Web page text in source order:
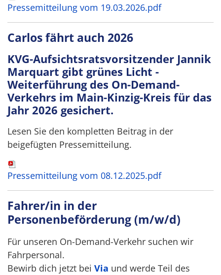
Pressemitteilung vom 19.03.2026.pdf
Carlos fährt auch 2026
KVG-Aufsichtsratsvorsitzender Jannik
Marquart gibt grünes Licht -
Weiterführung des On-Demand-
Verkehrs im Main-Kinzig-Kreis für das
Jahr 2026 gesichert.
Lesen Sie den kompletten Beitrag in der
beigefügten Pressemitteilung.
Pressemitteilung vom 08.12.2025.pdf
Fahrer/in in der
Personenbeförderung (m/w/d)
Für unseren On-Demand-Verkehr suchen wir
Fahrpersonal.
Bewirb dich jetzt bei Via und werde Teil des